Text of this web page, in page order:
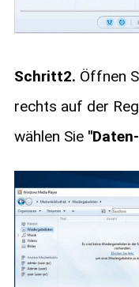
Schritt2. Öffnen
rechts auf der
wählen Sie